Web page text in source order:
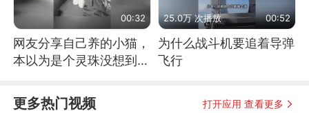
00:32
网友分享自己养的小猫，
本以为是个灵珠没想到是
25.0万 次播放 00:52
为什么战斗机要追着导弹
飞行
更多热门视频 打开应用 查看更多